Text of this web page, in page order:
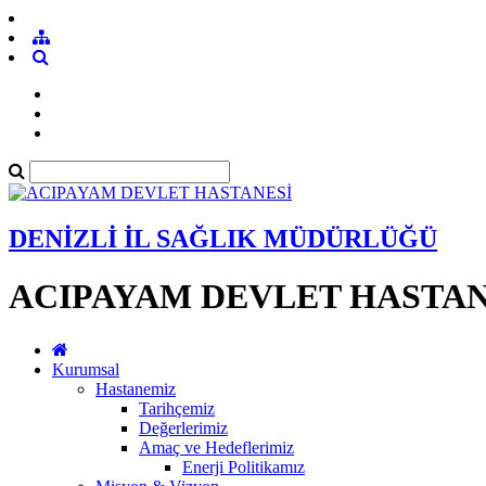
DENİZLİ İL SAĞLIK MÜDÜRLÜĞÜ
ACIPAYAM DEVLET
Kurumsal
Hastanemiz
Tarihçemiz
Değerlerimiz
Amaç ve Hedeflerimiz
Enerji Politikamız